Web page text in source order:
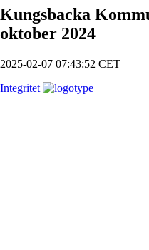
Kungsbacka
oktober 2024
2025-02-07 07:43:52 CET
Integritet